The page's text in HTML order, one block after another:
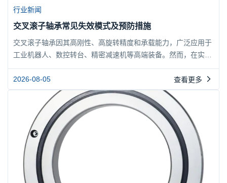
行业新闻
交叉滚子轴承常见失效模式及预防措施
交叉滚子轴承因其高刚性、高旋转精度和承载能力，广泛应用于
工业机器人、数控转台、精密减速机等高端装备。然而，在实际
运行中，若选型、安装或维护不当，轴承会出现各类失效模式，
导致设备精度下降甚至停机。正确识别失效模式并采取针对性预
防措施，是降低综合运营成本的关键。本文系统梳理交叉滚子轴
承常见失效类型，结合原因分析提供可落地的预防建议，帮助用
户提升设备可靠性。交叉滚子轴承常见失效模式滚动体与滚道疲
劳剥落长...
2026-08-05 查看更多